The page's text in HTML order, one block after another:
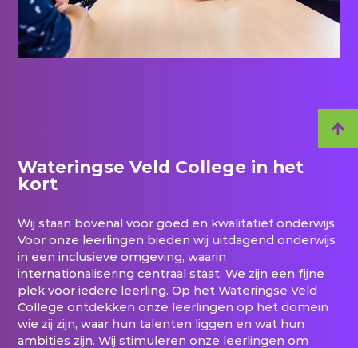
Wateringse Veld College in het
kort
Wij staan bovenal voor goed en kwalitatief onderwijs.
Voor onze leerlingen bieden wij uitdagend onderwijs
in een inclusieve omgeving, waarin
internationalisering centraal staat. We zijn een fijne
plek voor iedere leerling. Op het Wateringse Veld
College ontdekken onze leerlingen op het domein
wie zij zijn, waar hun talenten liggen en wat hun
ambities zijn. Wij stimuleren onze leerlingen om